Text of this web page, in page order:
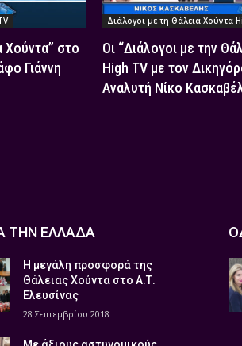
Χούντα” στο
Γιάννη
Διάλογοι με τη Θάλεια Χούντα
Οι “Διάλογοι με την
High TV με τον
Αναλυτή Νίκο
ΤΗΝ ΕΛΛΑΔΑ
Η μεγάλη προσφορά της
Θάλειας Χούντα στο Α.Τ.
Ελευσίνας
28 Σεπτεμβρίου 2018